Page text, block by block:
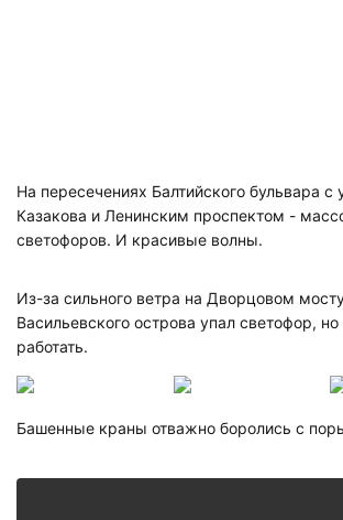
На пересечениях Балтийского бульвара
Казакова и Ленинским проспектом -
светофоров. И красивые волны.
Из-за сильного ветра на Дворцовом
Васильевского острова упал светофор,
работать.
Башенные краны отважно боролись с